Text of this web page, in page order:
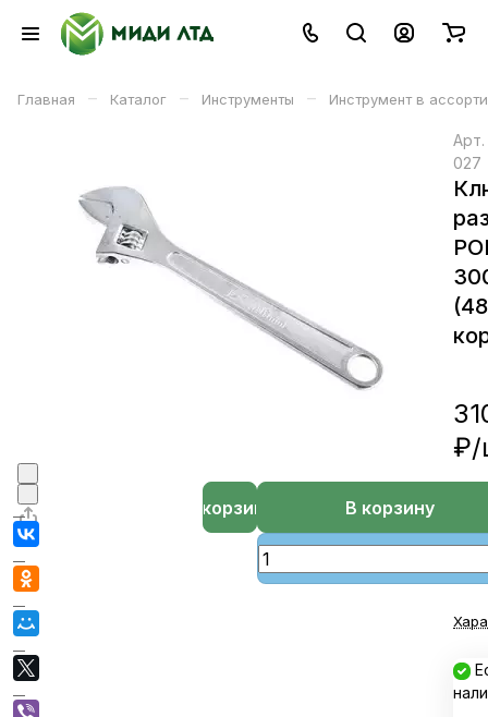
Главная – Каталог – Инструменты – Инструмент в
Арт.
027
₽/
В корзину
В корзине